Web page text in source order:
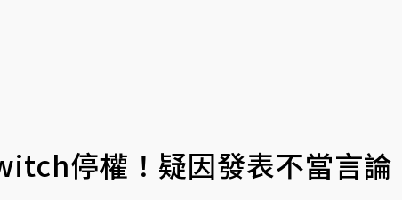
停權！疑因發表不當言論